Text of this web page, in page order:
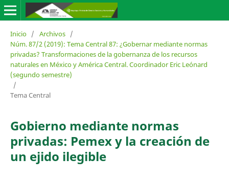
Inicio / Archivos /
Núm. 87/2 (2019): Tema Central 87: ¿Gobernar mediante normas
privadas? Transformaciones de la gobernanza de los recursos
naturales en México y América Central. Coordinador Eric Leónard
(segundo semestre)
/
Tema Central
Gobierno mediante normas
privadas: Pemex y la creación de
un ejido ilegible